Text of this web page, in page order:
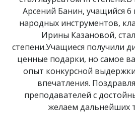
Арсений Банин, учащийся 6
народных инструментов,
Ирины Казановой,
степени.Учащиеся получили
ценные подарки, но самое
опыт конкурсной
впечатления.
преподавателей с
желаем дальнейших